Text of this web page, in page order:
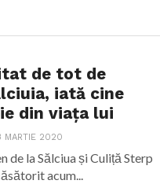
de tot de
iată cine
din viața lui
MARTIE 2020
de la Sălciua și Culiță Sterp
acum...